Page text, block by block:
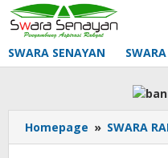
Lewati
ke
konten
SWARA SENAYAN
Homepage » SWARA